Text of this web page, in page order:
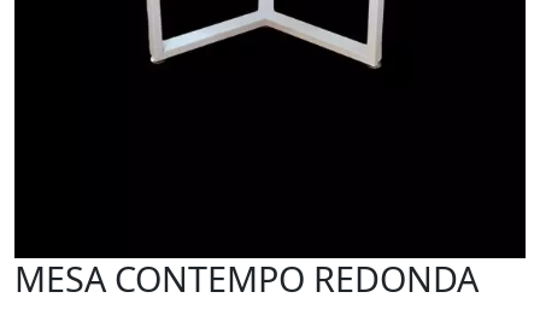
MESA CONTEMPO REDONDA